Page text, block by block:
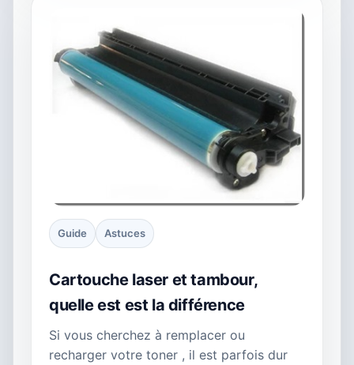
Guide Astuces
Cartouche laser et tambour,
quelle est est la différence
Si vous cherchez à remplacer ou
recharger votre toner , il est parfois dur